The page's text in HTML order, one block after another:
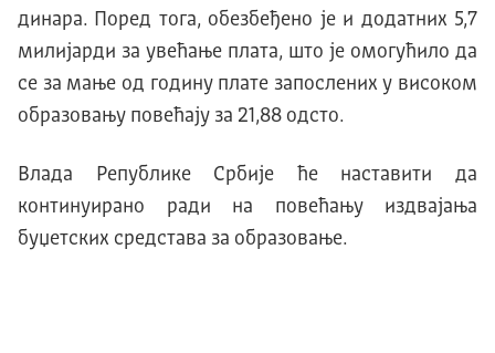
динара. Поред тога, обезбеђено је и додатних 5,7
милијарди за увећање плата, што је омогућило да
се за мање од годину плате запослених у високом
образовању повећају за 21,88 одсто.
Влада Републике Србије ће наставити да
континуирано ради на повећању издвајања
буџетских средстава за образовање.